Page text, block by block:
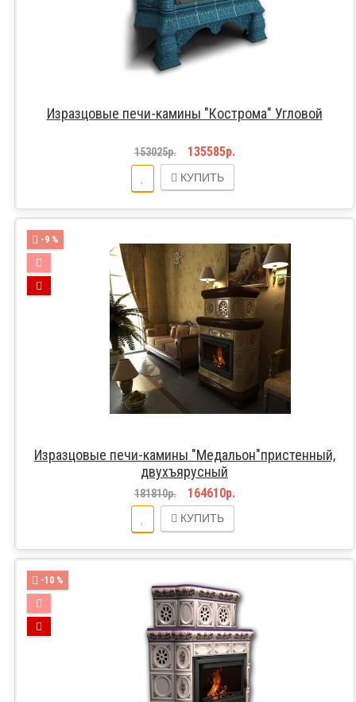
Изразцовые печи-камины "Кострома" Угловой
153025р. 135585р.
КУПИТЬ
-9 %
Изразцовые печи-камины "Медальон"пристенный,
двухъярусный
181810р. 164610р.
КУПИТЬ
-10 %